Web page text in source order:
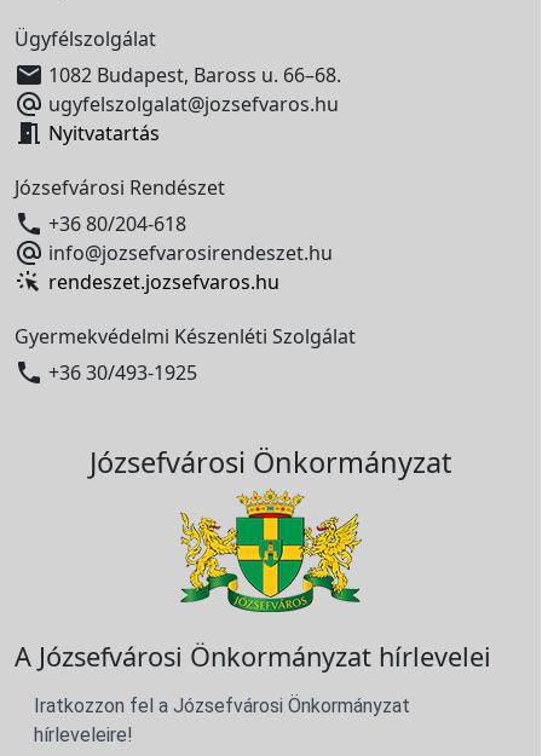
Ügyfélszolgálat
 1082 Budapest, Baross u. 66–68.
 ugyfelszolgalat@jozsefvaros.hu
 Nyitvatartás
Józsefvárosi Rendészet
 +36 80/204-618
 info@jozsefvarosirendeszet.hu
rendeszet.jozsefvaros.hu
Gyermekvédelmi Készenléti Szolgálat
 +36 30/493-1925
Józsefvárosi Önkormányzat
A Józsefvárosi Önkormányzat hírlevelei
Iratkozzon fel a Józsefvárosi Önkormányzat
hírleveleire!